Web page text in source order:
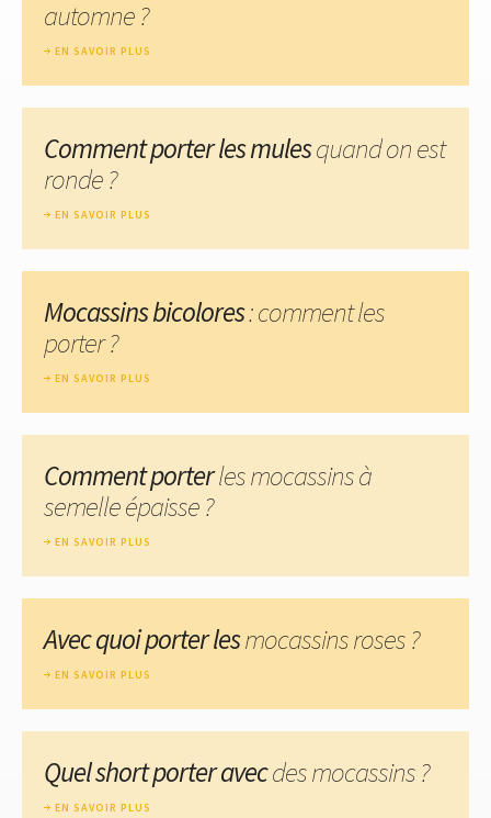
automne ?
EN SAVOIR PLUS
Comment porter les mulesquand on est
ronde ?
EN SAVOIR PLUS
Mocassins bicolores: comment les
porter ?
EN SAVOIR PLUS
Comment porterles mocassins à
semelle épaisse ?
EN SAVOIR PLUS
Avec quoi porter lesmocassins roses ?
EN SAVOIR PLUS
Quel short porter avecdes mocassins ?
EN SAVOIR PLUS